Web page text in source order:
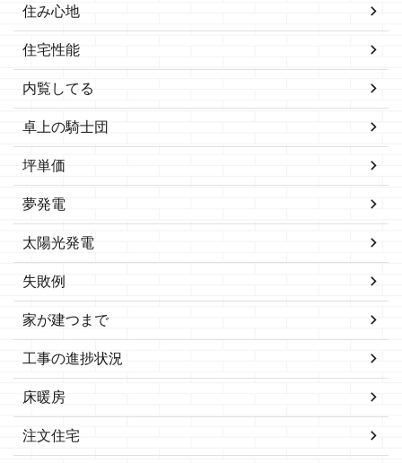
住み心地
住宅性能
内覧してる
卓上の騎士団
坪単価
夢発電
太陽光発電
失敗例
家が建つまで
工事の進捗状況
床暖房
注文住宅